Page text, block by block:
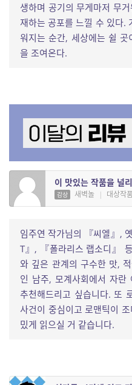
생하며 공기의 무게마저 무
재하는 공포를 느낄 수 있다.
워지는 순간, 세상에는 쉴
을 조여온다.
이 맛있는 작품을 널
감상 새벽놀 | 대상작
임주연 작가님의 『씨엘』,
T』, 『폴라리스 랩소디』
와 깊은 관계의 구수한 맛,
인 남주, 모계사회에서 자란
추천해드리고 싶습니다. 또
사건이 중심이고 로맨틱이
밌게 읽으실 거 같습니다.